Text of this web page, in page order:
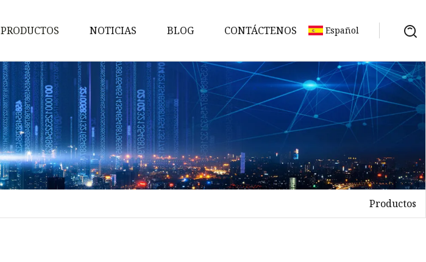
PRODUCTOS
Conmutador de red
Energía de la red
Adaptador de red
Consumidor de electronicos
Conmutador POE
Adaptador TIPO
NOTICIAS BLOG CONTÁCTENOS Español
Productos